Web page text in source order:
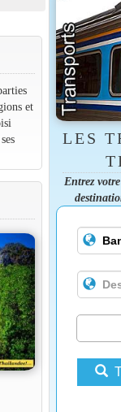
et
LES
Entrez